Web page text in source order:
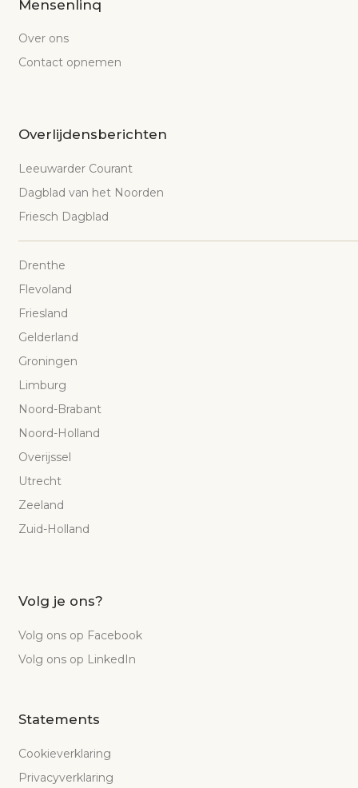
Mensenlinq
Over ons
Contact opnemen
Overlijdensberichten
Leeuwarder Courant
Dagblad van het Noorden
Friesch Dagblad
Drenthe
Flevoland
Friesland
Gelderland
Groningen
Limburg
Noord-Brabant
Noord-Holland
Overijssel
Utrecht
Zeeland
Zuid-Holland
Volg je ons?
Volg ons op Facebook
Volg ons op LinkedIn
Statements
Cookieverklaring
Privacyverklaring